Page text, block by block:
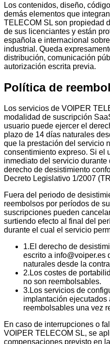
Los contenidos, diseño,
demás elementos que
TELECOM SL son propiedad
de sus licenciantes y están
española e internacional
industrial. Queda
distribución, comunicación
autorización escrita previa.
Política de
Los servicios de VOIPER
modalidad de suscripción
usuario puede ejercer el
plazo de 14 días naturales
que la prestación del servicio
consentimiento expreso. Si el
inmediato del servicio durante
derecho de desistimiento
Decreto Legislativo 1/2007
Fuera del periodo de
reembolsos por períodos de
suscripciones pueden
surtiendo efecto al final del
durante el cual el servicio
1.El derecho de
escrito a info@voiper.es
naturales desde la
2. Los costes de
no son reembolsables.
3. Los servicios de
implantación ejecutados
reembolsables una vez
En caso de interrupciones o
VOIPER TELECOM SL, se
compensaciones previsto en